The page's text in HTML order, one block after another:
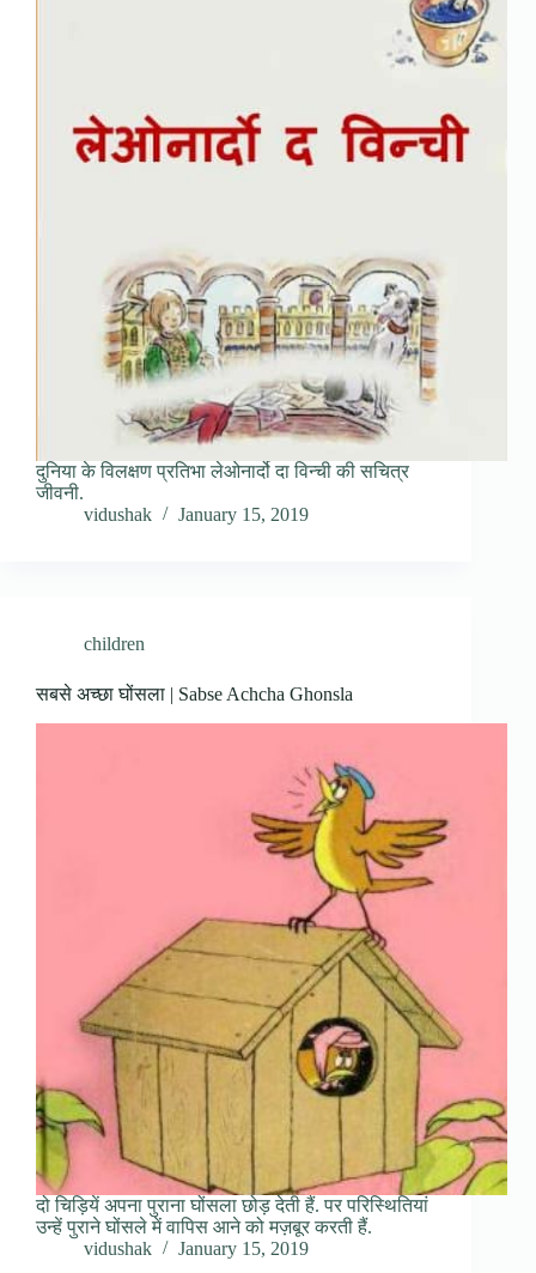
दुनिया के विलक्षण प्रतिभा लेओनार्दो दा विन्ची की सचित्र
जीवनी.
vidushak
January 15, 2019
children
सबसे अच्छा घोंसला | Sabse Achcha Ghonsla
दो चिड़ियें अपना पुराना घोंसला छोड़ देती हैं. पर परिस्थितियां
उन्हें पुराने घोंसले में वापिस आने को मज़बूर करती हैं.
vidushak
January 15, 2019